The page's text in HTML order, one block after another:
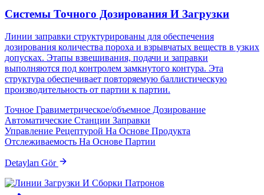
Системы Точного Дозирования И Загрузки
Линии заправки структурированы для обеспечения
дозирования количества пороха и взрывчатых веществ в узких
допусках. Этапы взвешивания, подачи и заправки
выполняются под контролем замкнутого контура. Эта
структура обеспечивает повторяемую баллистическую
производительность от партии к партии.
Точное Гравиметрическое/объемное Дозирование
Автоматические Станции Заправки
Управление Рецептурой На Основе Продукта
Отслеживаемость На Основе Партии
Detayları Gör